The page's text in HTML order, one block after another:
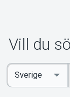
Vill du
Ange
sökord
Select
Country